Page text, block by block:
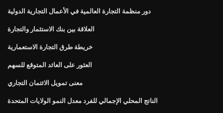
دور منظمة التجارة العالمية في الأعمال التجارية الدولية
العلاقة بين بنك الاستثمار والتجارة
خريطة طرق التجارة الاستعمارية
العثور على العائد المتوقع للسهم
معنى تمويل الائتمان التجاري
الناتج المحلي الإجمالي للفرد معدل النمو الولايات المتحدة